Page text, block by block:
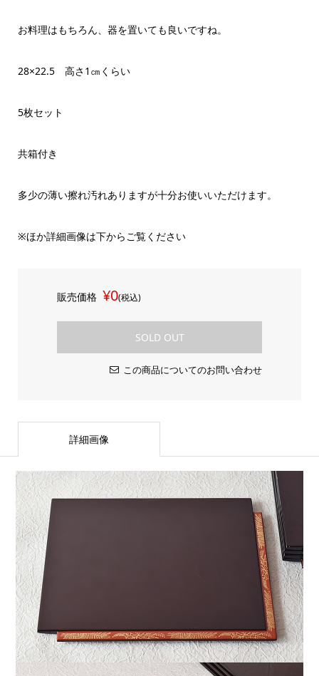
お料理はもちろん、器を置いても良いですね。
28×22.5 高さ1㎝くらい
5枚セット
共箱付き
多少の薄い擦れ汚れありますが十分お使いいただけます。
※ほか詳細画像は下からご覧ください
販売価格 ¥0(税込)
SOLD OUT
この商品についてのお問い合わせ
詳細画像